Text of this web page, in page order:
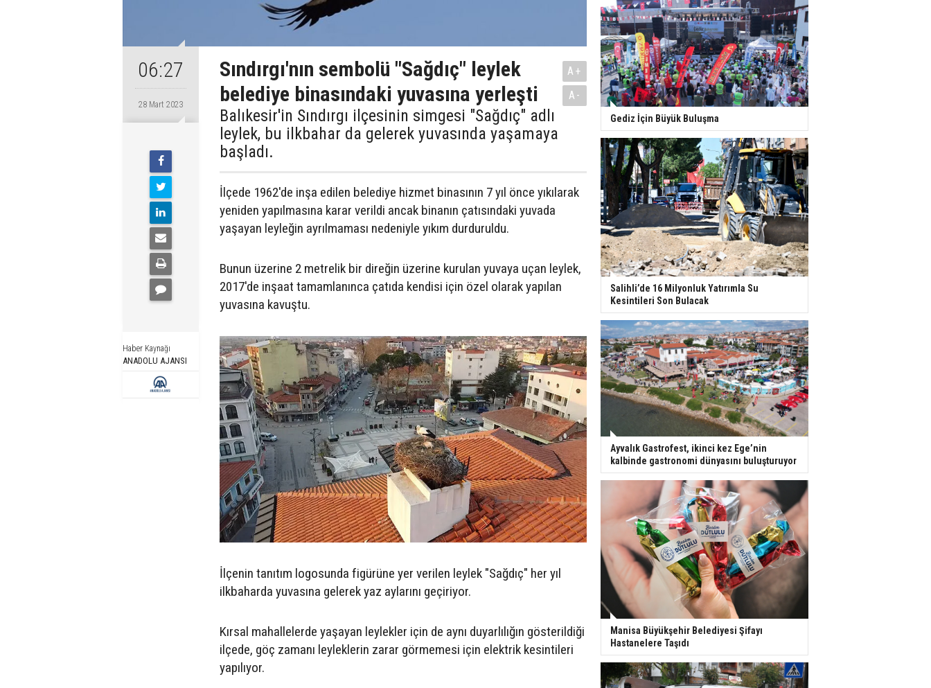
06:27
28 Mart 2023
Haber Kaynağı
ANADOLU AJANSI
Sındırgı'nın sembolü "Sağdıç" leylek
belediye binasındaki yuvasına yerleşti
Balıkesir'in Sındırgı ilçesinin simgesi "Sağdıç" adlı
leylek, bu ilkbahar da gelerek yuvasında yaşamaya
başladı.
A+
A-
İlçede 1962'de inşa edilen belediye hizmet binasının 7 yıl önce yıkılarak
yeniden yapılmasına karar verildi ancak binanın çatısındaki yuvada
yaşayan leyleğin ayrılmaması nedeniyle yıkım durduruldu.
Bunun üzerine 2 metrelik bir direğin üzerine kurulan yuvaya uçan leylek,
2017'de inşaat tamamlanınca çatıda kendisi için özel olarak yapılan
yuvasına kavuştu.
İlçenin tanıtım logosunda figürüne yer verilen leylek "Sağdıç" her yıl
ilkbaharda yuvasına gelerek yaz aylarını geçiriyor.
Kırsal mahallelerde yaşayan leylekler için de aynı duyarlılığın gösterildiği
ilçede, göç zamanı leyleklerin zarar görmemesi için elektrik kesintileri
yapılıyor.
Gediz İçin Büyük Buluşma
Salihli’de 16 Milyonluk Yatırımla Su
Kesintileri Son Bulacak
Ayvalık Gastrofest, ikinci kez Ege’nin
kalbinde gastronomi dünyasını buluşturuyor
Manisa Büyükşehir Belediyesi Şifayı
Hastanelere Taşıdı